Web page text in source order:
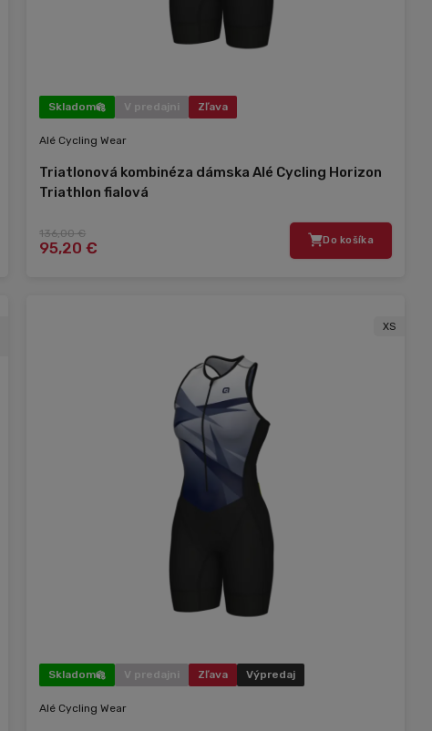
Skladom V predajni Zľava
Alé Cycling Wear
Triatlonová kombinéza dámska Alé Cycling Horizon
Triathlon fialová
136,00 €
95,20 € Do košíka
XS
Skladom V predajni Zľava Výpredaj
Alé Cycling Wear